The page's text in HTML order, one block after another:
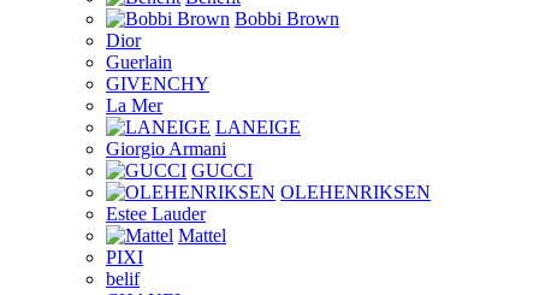
Bobbi Brown
Dior
Guerlain
GIVENCHY
La Mer
LANEIGE
Giorgio Armani
GUCCI
OLEHENRIKSEN
Estee Lauder
Mattel
PIXI
belif